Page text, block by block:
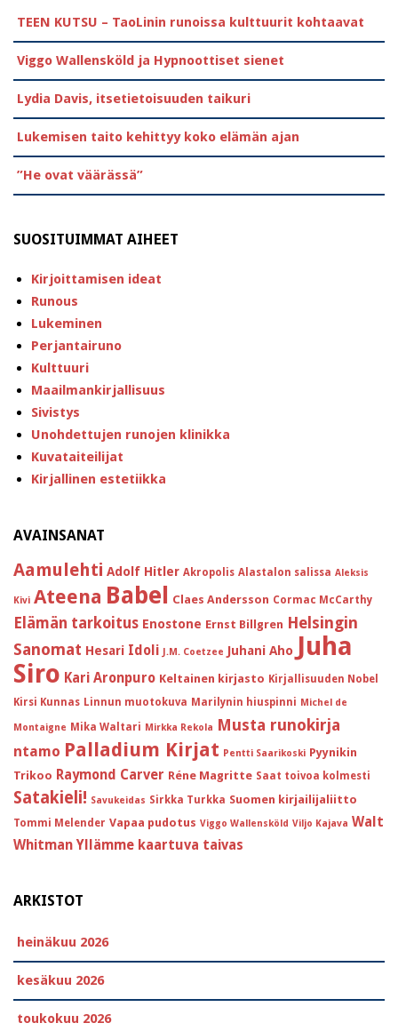
TEEN KUTSU – TaoLinin runoissa kulttuurit kohtaavat
Viggo Wallensköld ja Hypnoottiset sienet
Lydia Davis, itsetietoisuuden taikuri
Lukemisen taito kehittyy koko elämän ajan
”He ovat väärässä”
SUOSITUIMMAT AIHEET
Kirjoittamisen ideat
Runous
Lukeminen
Perjantairuno
Kulttuuri
Maailmankirjallisuus
Sivistys
Unohdettujen runojen klinikka
Kuvataiteilijat
Kirjallinen estetiikka
AVAINSANAT
Aamulehti Adolf Hitler Akropolis Alastalon salissa Aleksis
Kivi Ateena Babel Claes Andersson Cormac McCarthy
Elämän tarkoitus Enostone Ernst Billgren Helsingin
Sanomat Hesari Idoli J.M. Coetzee Juhani Aho Juha
Siro Kari Aronpuro Keltainen kirjasto Kirjallisuuden Nobel
Kirsi Kunnas Linnun muotokuva Marilynin hiuspinni Michel de
Montaigne Mika Waltari Mirkka Rekola Musta runokirja
ntamo Palladium Kirjat Pentti Saarikoski Pyynikin
Trikoo Raymond Carver Réne Magritte Saat toivoa kolmesti
Satakieli! Savukeidas Sirkka Turkka Suomen kirjailijaliitto
Tommi Melender Vapaa pudotus Viggo Wallensköld Viljo Kajava Walt
Whitman Yllämme kaartuva taivas
ARKISTOT
heinäkuu 2026
kesäkuu 2026
toukokuu 2026